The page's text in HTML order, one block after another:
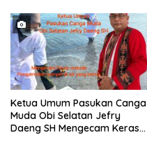
Ketua Umum Pasukan Canga
Muda Obi Selatan Jefry
Daeng SH Mengecam Keras